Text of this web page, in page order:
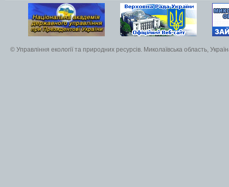
© Управління екології та природних ресурсів. Миколаївська область,